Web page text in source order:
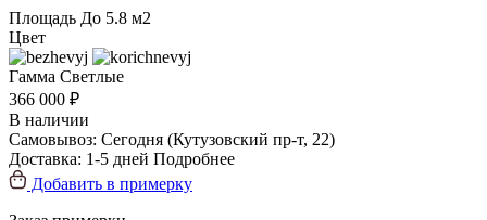
Площадь До 5.8 м2
Цвет
Гамма Светлые
366 000 ₽
В наличии
Самовывоз: Сегодня (Кутузовский пр-т, 22)
Доставка: 1-5 дней Подробнее
Добавить в примерку